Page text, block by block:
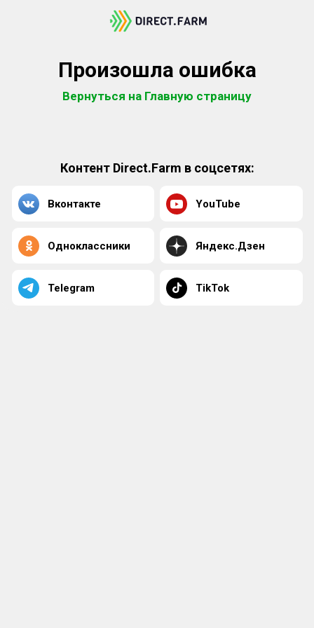
Произошла ошибка
Вернуться на Главную страницу
Контент Direct.Farm в соцсетях:
Вконтакте YouTube
Одноклассники Яндекс.Дзен
Telegram TikTok